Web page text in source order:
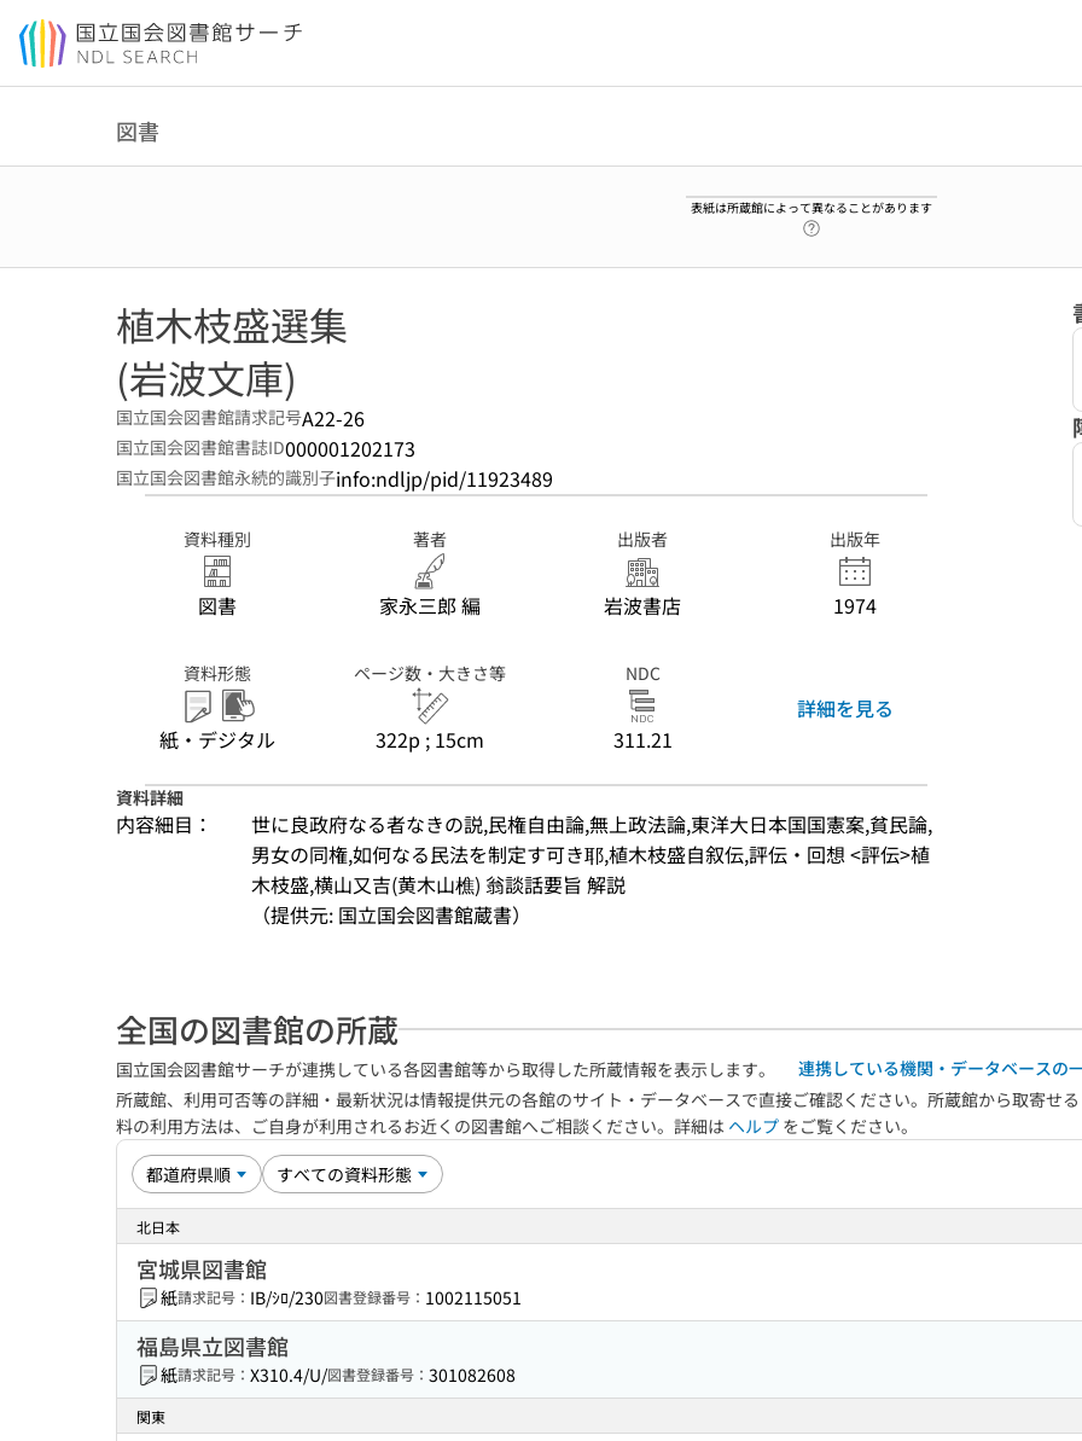
本文へ移動
図書
表紙は所蔵館によって異なることがあります
植木枝盛選集
(岩波文庫)
国立国会図書館請求記号A22-26
国立国会図書館書誌ID000001202173
国立国会図書館永続的識別子info:ndljp/pid/11923489
資料種別
図書
著者
家永三郎 編
出版者
岩波書店
出版年
1974
資料形態
紙・デジタル
ページ数・大きさ等
322p ; 15cm
NDC
311.21
詳細を見る
資料詳細
内容細目：
世に良政府なる者なきの説,民権自由論,無上政法論,東洋大日本国国憲案,貧民論,
男女の同権,如何なる民法を制定す可き耶,植木枝盛自叙伝,評伝・回想 <評伝>植
木枝盛,横山又吉(黄木山樵) 翁談話要旨 解説
（提供元: 国立国会図書館蔵書）
全国の図書館の所蔵
国立国会図書館サーチが連携している各図書館等から取得した所蔵情報を表示します。
連携している機関・データベースの
所蔵館、利用可否等の詳細・最新状況は情報提供元の各館のサイト・データベースで直接ご確認ください。所蔵館から取寄せ
料の利用方法は、ご自身が利用されるお近くの図書館へご相談ください。詳細は ヘルプ をご覧ください。
北日本
宮城県図書館
紙請求記号： IB/ｼﾛ/230図書登録番号： 1002115051
福島県立図書館
紙請求記号： X310.4/U/図書登録番号： 301082608
関東